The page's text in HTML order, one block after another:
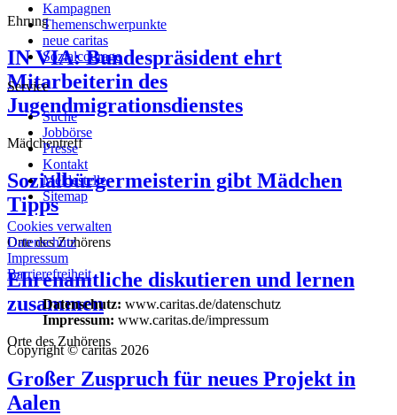
Ehrung
IN VIA: Bundespräsident ehrt
Mitarbeiterin des
Jugendmigrationsdienstes
Mädchentreff
Sozialbürgermeisterin gibt Mädchen
Tipps
Orte des Zuhörens
Ehrenamtliche diskutieren und lernen
zusammen
Orte des Zuhörens
Großer Zuspruch für neues Projekt in
Aalen
Kampagnen
Themenschwerpunkte
neue caritas
Sozialcourage
Service
Suche
Jobbörse
Presse
Kontakt
Meldestelle
Sitemap
Cookies verwalten
Datenschutz
Impressum
Barrierefreiheit
Datenschutz: www.caritas.de/datenschutz
Impressum: www.caritas.de/impressum
Copyright © caritas 2026